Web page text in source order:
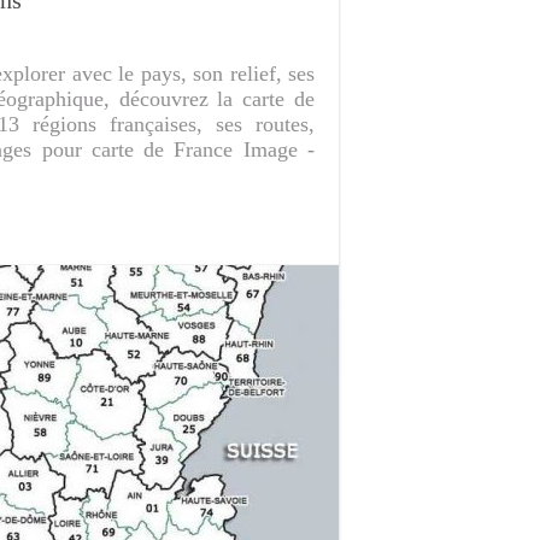
avec le pays, son relief, ses
découvrez la carte de
régions françaises, ses routes,
pour carte de France Image -